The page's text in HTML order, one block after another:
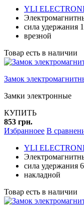
YLI
сила удержания
врезной
Товар есть в наличии
Замок
Замки электронные
КУПИТЬ
853 грн.
Избранноее В
YLI
сила удержания
накладной
Товар есть в наличии